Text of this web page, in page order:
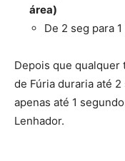
área)
De 2 seg para 1
Depois que qualquer
de Fúria duraria até
apenas até 1
Lenhador.